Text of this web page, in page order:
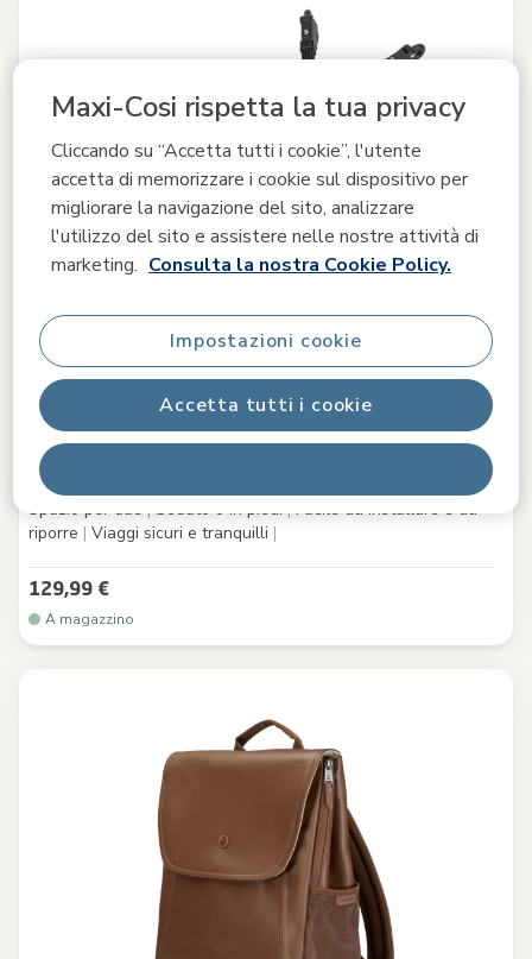
Maxi-Cosi rispetta la tua privacy
Cliccando su “Accetta tutti i cookie”, l'utente
accetta di memorizzare i cookie sul dispositivo per
migliorare la navigazione del sito, analizzare
l'utilizzo del sito e assistere nelle nostre attività di
marketing. Consulta la nostra Cookie Policy.
Accetta tutti i cookie
Impostazioni cookie
Hop-on board
Spazio per due|Seduto o in piedi|Facile da installare e da
riporre | Viaggi sicuri e tranquilli |
129,99 €
A magazzino